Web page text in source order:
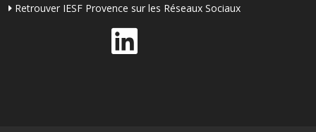
Retrouver IESF Provence sur les Réseaux Sociaux